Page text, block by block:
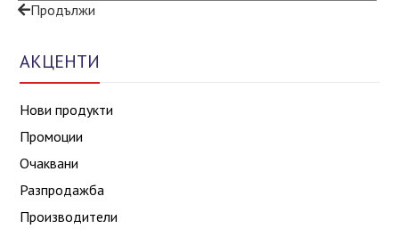
Продължи
АКЦЕНТИ
Нови продукти
Промоции
Очаквани
Разпродажба
Производители